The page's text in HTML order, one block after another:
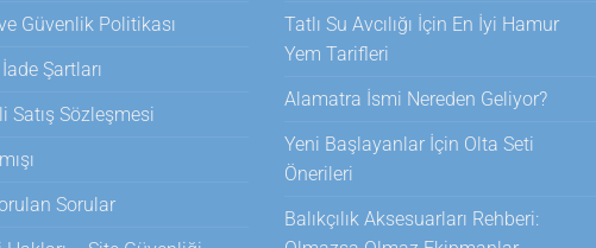
Güvenlik Politikası
Şartları
Satış Sözleşmesi
Sorular
Tatlı Su Avcılığı İçin En İyi Hamur
Yem Tarifleri
Alamatra İsmi Nereden Geliyor?
Yeni Başlayanlar İçin Olta Seti
Önerileri
Balıkçılık Aksesuarları Rehberi: